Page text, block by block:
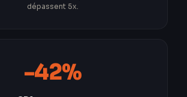
dépassent 5x.
-42%